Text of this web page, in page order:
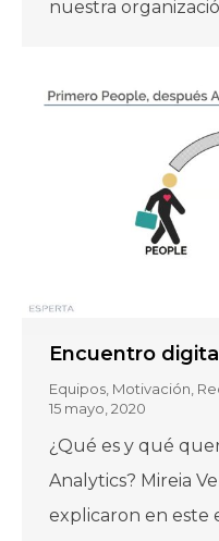
nuestra
Encuentro
Equipos Motivación
15 mayo, 2020
¿Qué es y qué
Analytics? Mireia
explicaron en este